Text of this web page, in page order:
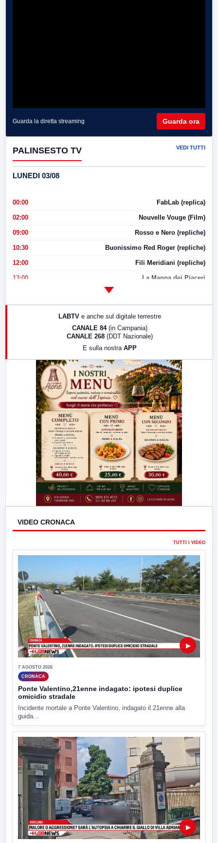
Guarda la diretta streaming Guarda ora
PALINSESTO TV VEDI TUTTI
LUNEDI 03/08
00:00 FabLab (replica)
02:00 Nouvelle Vouge (Film)
09:00 Rosso e Nero (repliche)
10:30 Buonissimo Red Roger (repliche)
12:00 Fili Meridiani (repliche)
13:00 La Mappa dei Piaceri
17:00 LabNews (replica)
LabNews (replica)
LABTV e anche sul digitale terrestre
CANALE 84 (in Campania)
CANALE 268 (DDT Nazionale)
E sulla nostra APP
VIDEO CRONACA
TUTTI I VIDEO
▶
7 AGOSTO 2026
CRONACA
Ponte Valentino,21enne indagato: ipotesi duplice
omicidio stradale
Incidente mortale a Ponte Valentino, indagato il 21enne alla
guida...
▶